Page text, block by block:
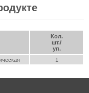
Кол.
шт./
уп.
1